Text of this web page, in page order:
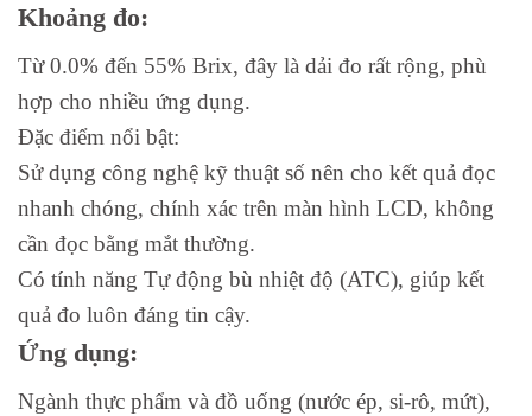
Khoảng đo:
Từ 0.0% đến 55% Brix, đây là dải đo rất rộng, phù
hợp cho nhiều ứng dụng.
Đặc điểm nổi bật:
Sử dụng công nghệ kỹ thuật số nên cho kết quả đọc
nhanh chóng, chính xác trên màn hình LCD, không
cần đọc bằng mắt thường.
Có tính năng Tự động bù nhiệt độ (ATC), giúp kết
quả đo luôn đáng tin cậy.
Ứng dụng:
Ngành thực phẩm và đồ uống (nước ép, si-rô, mứt),